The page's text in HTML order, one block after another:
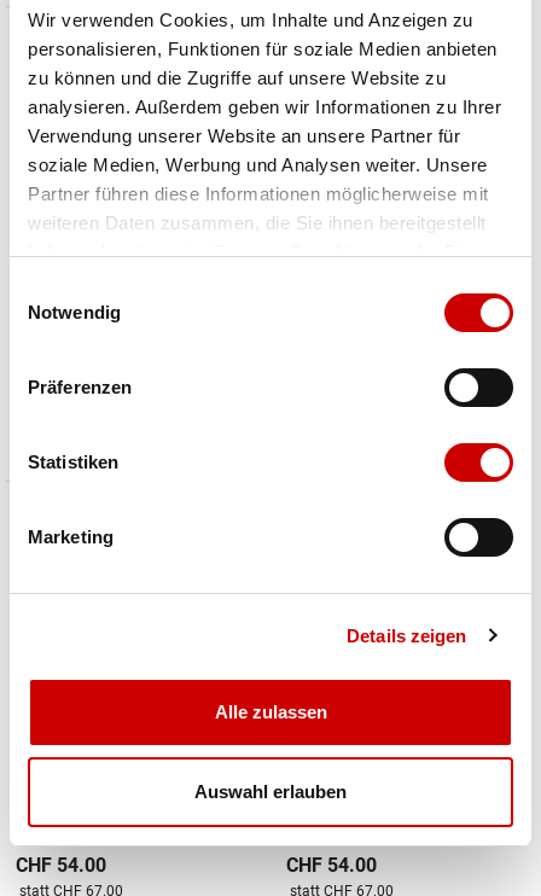
Wir verwenden Cookies, um Inhalte und Anzeigen zu
personalisieren, Funktionen für soziale Medien anbieten
zu können und die Zugriffe auf unsere Website zu
analysieren. Außerdem geben wir Informationen zu Ihrer
Verwendung unserer Website an unsere Partner für
soziale Medien, Werbung und Analysen weiter. Unsere
Partner führen diese Informationen möglicherweise mit
weiteren Daten zusammen, die Sie ihnen bereitgestellt
haben oder die sie im Rahmen Ihrer Nutzung der Dienste
Notwendig
Präferenzen
Statistiken
Marketing
Details zeigen
Alle zulassen
Auswahl erlauben
CHF 60.00
Boreo
CHF 54.00
Preis reduziert von
statt CHF 67.00
Petzl
Boreo
CHF 54.00
Preis reduziert von
statt CHF 67.00